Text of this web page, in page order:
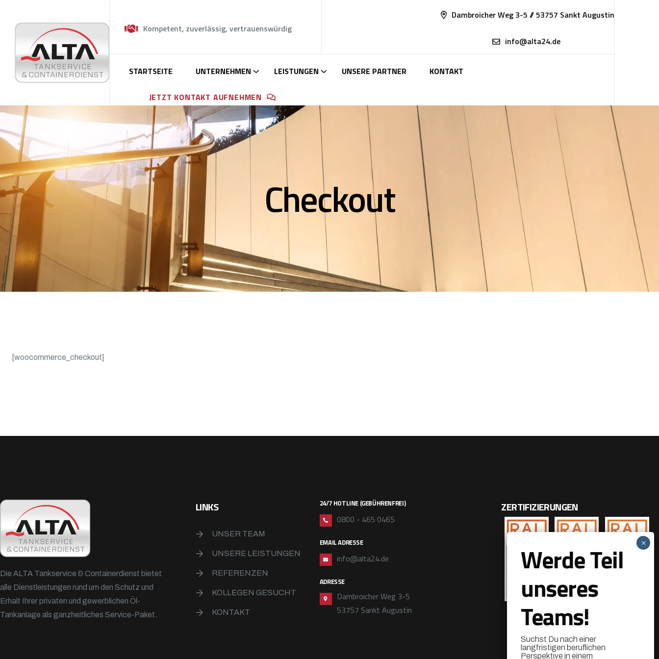
Kompetent, zuverlässig, vertrauenswürdig
Dambroicher Weg 3-5 // 53757 Sankt Augustin
info@alta24.de
STARTSEITE UNTERNEHMEN LEISTUNGEN UNSERE PARTNER KONTAKT
JETZT KONTAKT AUFNEHMEN
Checkout
[woocommerce_checkout]
Die ALTA Tankservice & Containerdienst bietet
alle Dienstleistungen rund um den Schutz und
Erhalt Ihrer privaten und gewerblichen Öl-
Tankanlage als ganzheitliches Service-Paket.
LINKS
UNSER TEAM
UNSERE LEISTUNGEN
REFERENZEN
KOLLEGEN GESUCHT
KONTAKT
24/7 HOTLINE (GEBÜHRENFREI)
0800 - 465 0465
EMAIL ADRESSE
info@alta24.de
ADRESSE
Dambroicher Weg 3-5
53757 Sankt Augustin
ZERTIFIZIERUNGEN
Werde Teil
unseres
Teams!
Suchst Du nach einer
langfristigen beruflichen
Perspektive in einem